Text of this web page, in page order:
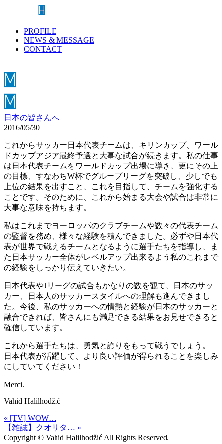
PROFILE
NEWS & MESSAGE
CONTACT
日本の皆さんへ
2016/05/30
これからサッカー日本代表チームは、キリンカップ、ワール
ドカップアジア最終予選と大事な試合が続きます。私の仕事
は日本代表チームをワールドカップ出場に導き、更にその上
の目標、すなわちW杯でグループリーグを突破し、少しでも
上位の結果を出すこと、これを目指して、チームを強化する
ことです。そのために、これから始まる大会や試合は非常に
大事な意味を持ちます。
私はこれまでヨーロッパのクラブチームや数々の代表チーム
の監督を務め、様々な経験を積んできました。必ずや日本代
表が世界で戦えるチームとなるように選手たちを指導し、ま
た日本サッカー全体がレベルアップ出来るよう私のこれまで
の経験をしっかり伝えていきたい。
日本代表やJリーグの試合もかなりの数を観て、日本のサッ
カー、日本人のサッカースタイルへの理解も進んできまし
た。今後、私のサッカーへの情熱と経験が日本のサッカーと
融合できれば、皆さんにも満足できる結果をお見せできると
確信しています。
これから選手たちは、勇気と誇りをもって戦うでしょう。
日本代表が活躍して、より良い評価が得られることを楽しみ
にしていてください！
Merci.
Vahid Halilhodžić
« [TV] WOW…
【雑誌】クオリタ… »
Copyright © Vahid Halilhodžić All Rights Reserved.